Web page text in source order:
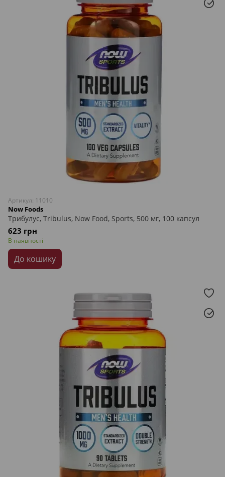
Артикул: 11010
Now Foods
Трибулус, Tribulus, Now Food, Sports, 500 мг, 100 капсул
623 грн
В наявності
До кошику